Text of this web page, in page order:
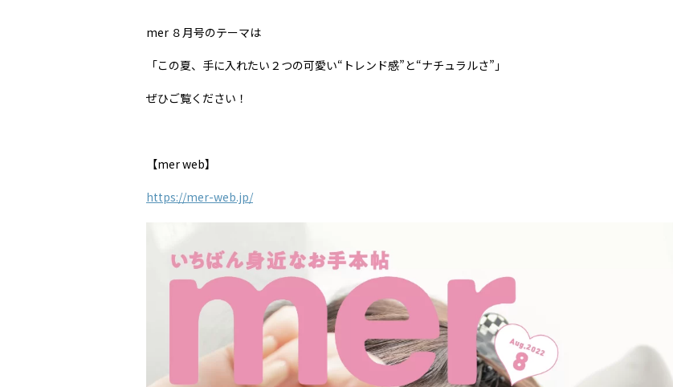
mer ８月号のテーマは
「この夏、手に入れたい２つの可愛い“トレンド感”と“ナチュラルさ”」
ぜひご覧ください！
【mer web】
https://mer-web.jp/